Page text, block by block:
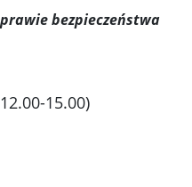
bezpieczeństwa
15.00)